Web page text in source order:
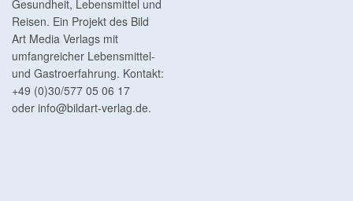
Gesundheit, Lebensmittel und
Reisen. Ein Projekt des Bild
Art Media Verlags mit
umfangreicher Lebensmittel-
und Gastroerfahrung. Kontakt:
+49 (0)30/577 05 06 17
oder info@bildart-verlag.de.